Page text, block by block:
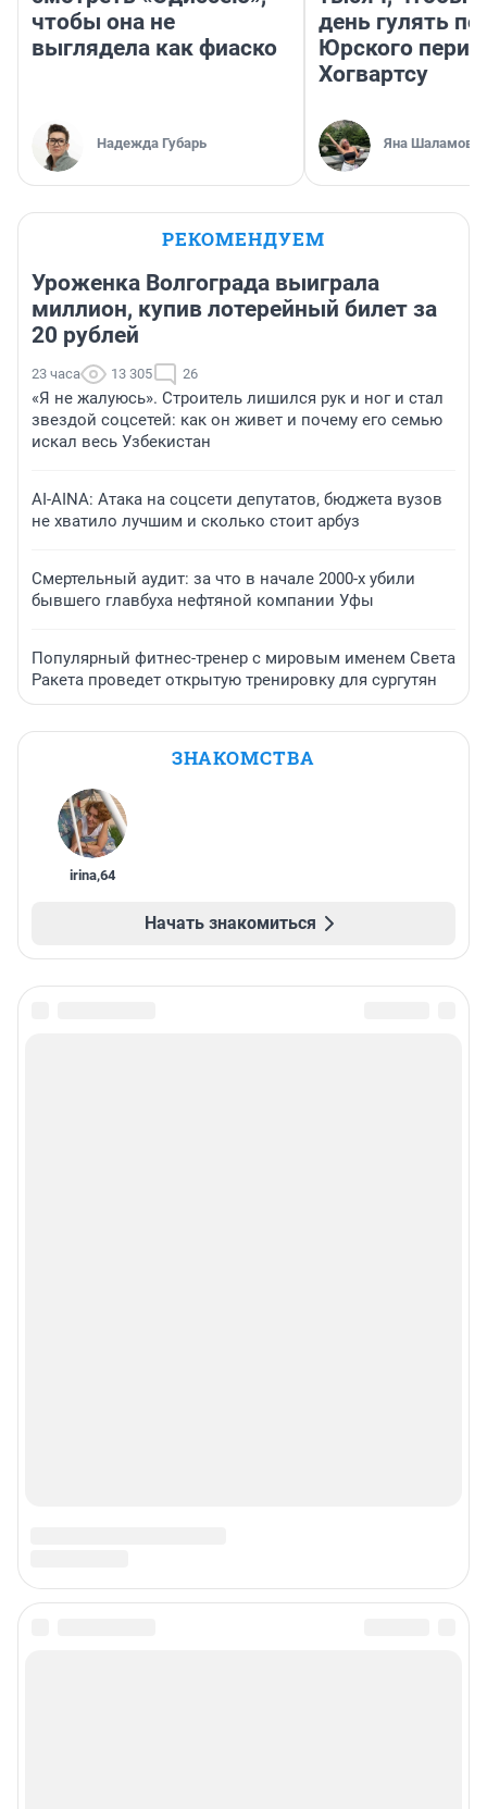
чтобы она не
выглядела как фиаско
Надежда Губарь
день гулять по
Юрского
Хогвартсу
Яна Шаламова
РЕКОМЕНДУЕМ
Уроженка Волгограда выиграла
миллион, купив лотерейный билет за
20 рублей
23 часа 13 305 26
«Я не жалуюсь». Строитель лишился рук и ног и стал
звездой соцсетей: как он живет и почему его семью
искал весь Узбекистан
AI-AINA: Атака на соцсети депутатов, бюджета вузов
не хватило лучшим и сколько стоит арбуз
Смертельный аудит: за что в начале 2000-х убили
бывшего главбуха нефтяной компании Уфы
Популярный фитнес-тренер с мировым именем Света
Ракета проведет открытую тренировку для сургутян
ЗНАКОМСТВА
irina,64
Начать знакомиться